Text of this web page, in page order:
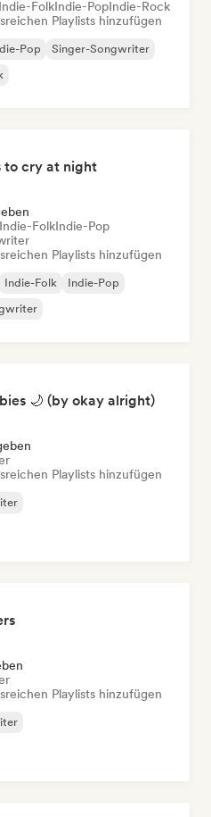
Indie-FolkIndie-PopIndie-Rock
Playlists hinzufügen
Pop
Singer-Songwriter
to cry at night
Indie-FolkIndie-Pop
Playlists hinzufügen
Indie-Folk
Indie-Pop
🌙 (by okay alright)
Playlists hinzufügen
Playlists hinzufügen